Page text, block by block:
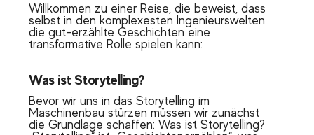
Willkommen zu einer Reise, die beweist, dass
selbst in den komplexesten Ingenieurswelten
die gut-erzählte Geschichten eine
transformative Rolle spielen kann:
Was ist Storytelling?
Bevor wir uns in das Storytelling im
Maschinenbau stürzen müssen wir zunächst
die Grundlage schaffen: Was ist Storytelling?